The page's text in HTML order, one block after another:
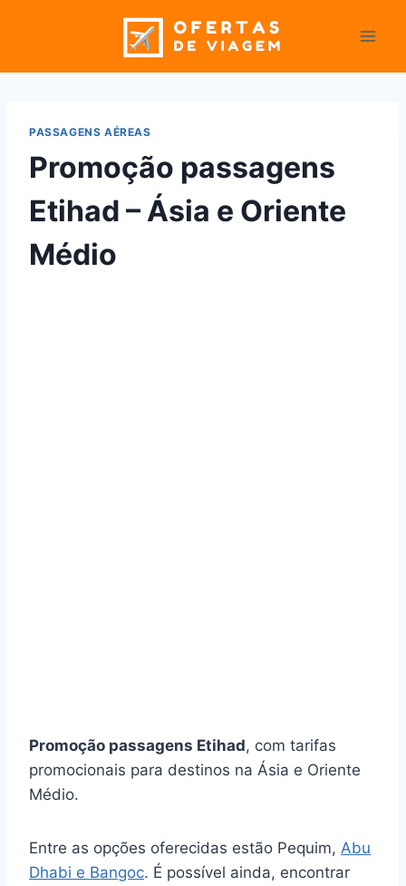
PASSAGENS AÉREAS
Promoção passagens
Etihad – Ásia e Oriente
Médio
Promoção passagens Etihad, com tarifas
promocionais para destinos na Ásia e Oriente
Médio.
Entre as opções oferecidas estão Pequim, Abu
Dhabi e Bangoc. É possível ainda, encontrar